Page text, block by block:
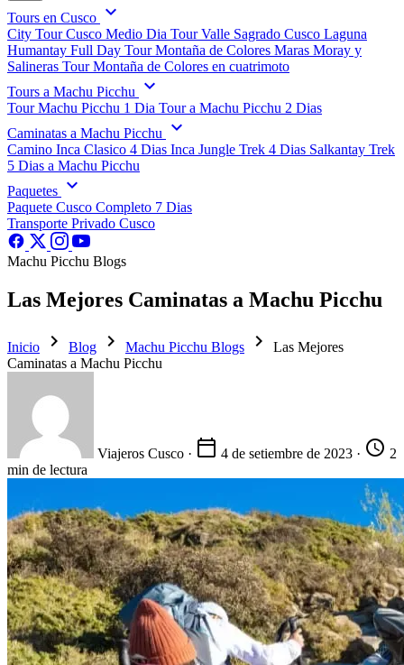
Tours en Cusco expand_more
City Tour Cusco Medio Dia Tour Valle Sagrado Cusco Laguna
Humantay Full Day Tour Montaña de Colores Maras Moray y
Salineras Tour Montaña de Colores en cuatrimoto
Tours a Machu Picchu
expand_more
Tour Machu Picchu 1 Dia Tour a Machu Picchu 2 Dias
Caminatas a Machu Picchu
expand_more
Camino Inca Clasico 4 Dias Inca Jungle Trek 4 Dias Salkantay Trek
5 Dias a Machu Picchu
Paquetes expand_more
Paquete Cusco Completo 7 Dias
Transporte Privado Cusco
Machu Picchu Blogs
Las Mejores Caminatas a Machu Picchu
Inicio chevron_right Blog chevron_right Machu Picchu Blogs chevron_right
Las Mejores
Caminatas a Machu Picchu
Viajeros Cusco · calendar_today 4 de setiembre de 2023 · schedule 2
min de lectura